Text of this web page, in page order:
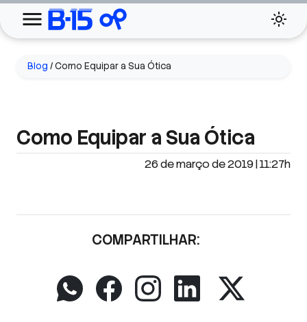
Blog /Como Equipar a Sua Ótica
Como Equipar a Sua Ótica
26 de março de 2019 | 11:27h
COMPARTILHAR: